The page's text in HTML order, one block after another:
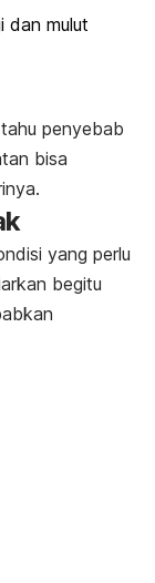
dan mulut
penyebab
bisa
yang perlu
begitu